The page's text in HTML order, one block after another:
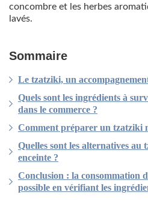
concombre et les herbes
lavés.
Sommaire
Le tzatziki, un
Quels sont les ingrédients à
dans le commerce ?
Comment préparer un tzatziki
Quelles sont les alternatives au
enceinte ?
Conclusion : la consommation
possible en vérifiant les